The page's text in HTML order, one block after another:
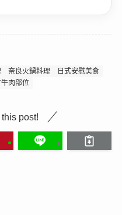
奈良火鍋料理
日式安慰美食
肉部位
post!